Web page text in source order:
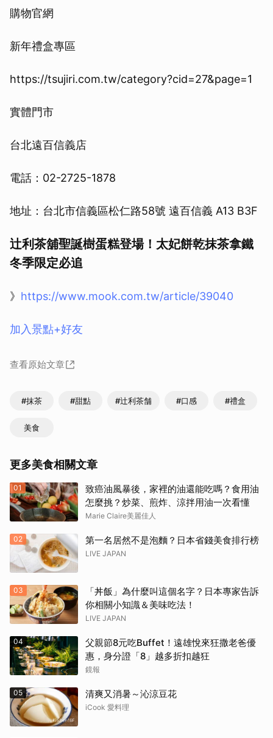
購物官網
新年禮盒專區
https://tsujiri.com.tw/category?cid=27&page=1
實體門市
台北遠百信義店
電話：02-2725-1878
地址：台北市信義區松仁路58號 遠百信義 A13 B3F
辻利茶舖聖誕樹蛋糕登場！太妃餅乾抹茶拿鐵
冬季限定必追
》 https://www.mook.com.tw/article/39040
加入景點+好友
查看原始文章
#抹茶 #甜點 #辻利茶舗 #口感 #禮盒
美食
更多美食相關文章
01
致癌油風暴後，家裡的油還能吃嗎？食用油
怎麼挑？炒菜、煎炸、涼拌用油一次看懂
Marie Claire美麗佳人
02 第一名居然不是泡麵？日本省錢美食排行榜
LIVE JAPAN
03
「丼飯」為什麼叫這個名字？日本專家告訴
你相關小知識＆美味吃法！
LIVE JAPAN
04
父親節8元吃Buffet！遠雄悅來狂撒老爸優
惠，身分證「8」越多折扣越狂
鏡報
05 清爽又消暑～沁涼豆花
iCook 愛料理